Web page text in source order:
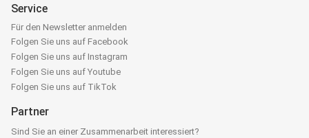
Service
Für den Newsletter anmelden
Folgen Sie uns auf Facebook
Folgen Sie uns auf Instagram
Folgen Sie uns auf Youtube
Folgen Sie uns auf TikTok
Partner
Sind Sie an einer Zusammenarbeit interessiert?